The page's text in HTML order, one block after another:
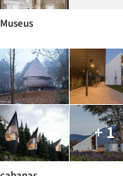
Museus
+ 1